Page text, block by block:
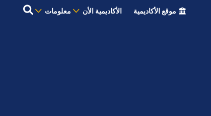
موقع الأكاديمية الأكاديمية الأن معلومات